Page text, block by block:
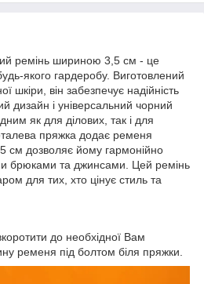
ремінь шириною 3,5 см - це
якого гардеробу. Виготовлений
шкіри, він забезпечує надійність
дизайн і універсальний чорний
як для ділових, так і для
пряжка додає ременя
см дозволяє йому гармонійно
брюками та джинсами. Цей ремінь
для тих, хто цінує стиль та
до необхідної Вам
ременя під болтом біля пряжки.